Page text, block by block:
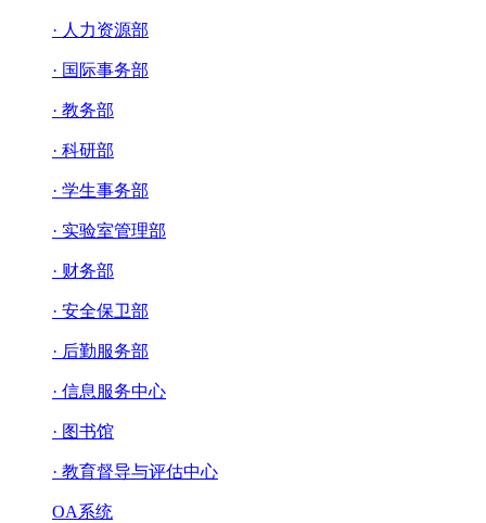
· 人力资源部
· 国际事务部
· 教务部
· 科研部
· 学生事务部
· 实验室管理部
· 财务部
· 安全保卫部
· 后勤服务部
· 信息服务中心
· 图书馆
· 教育督导与评估中心
OA系统